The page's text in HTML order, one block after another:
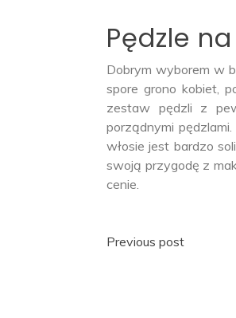
Pędzle
Dobrym wyborem w
spore grono kobiet,
zestaw pędzli z
porządnymi pędzlami.
włosie jest bardzo
swoją przygodę z
cenie.
Nawigacja
Previous post